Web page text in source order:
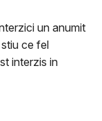
un anumit
ce fel
interzis in